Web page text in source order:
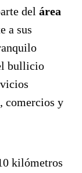
del área
a sus
bullicio
comercios y
kilómetros